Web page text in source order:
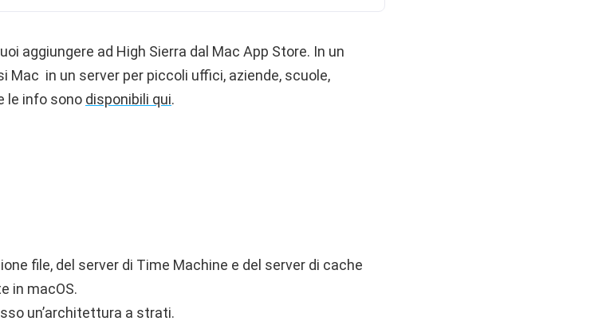
aggiungere ad High Sierra dal Mac App Store. In un
Mac in un server per piccoli uffici, aziende, scuole,
le info sono disponibili qui.
file, del server di Time Machine e del server di cache
in macOS.
un’architettura a strati.